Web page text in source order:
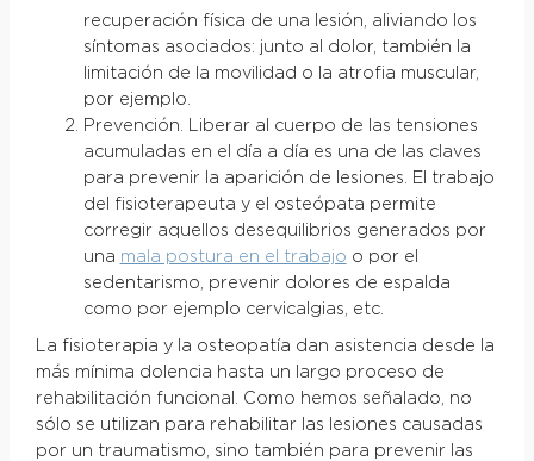
recuperación física de una lesión, aliviando los
síntomas asociados: junto al dolor, también la
limitación de la movilidad o la atrofia muscular,
por ejemplo.
Prevención. Liberar al cuerpo de las tensiones
acumuladas en el día a día es una de las claves
para prevenir la aparición de lesiones. El trabajo
del fisioterapeuta y el osteópata permite
corregir aquellos desequilibrios generados por
una mala postura en el trabajo o por el
sedentarismo, prevenir dolores de espalda
como por ejemplo cervicalgias, etc.
La fisioterapia y la osteopatía dan asistencia desde la
más mínima dolencia hasta un largo proceso de
rehabilitación funcional. Como hemos señalado, no
sólo se utilizan para rehabilitar las lesiones causadas
por un traumatismo, sino también para prevenir las